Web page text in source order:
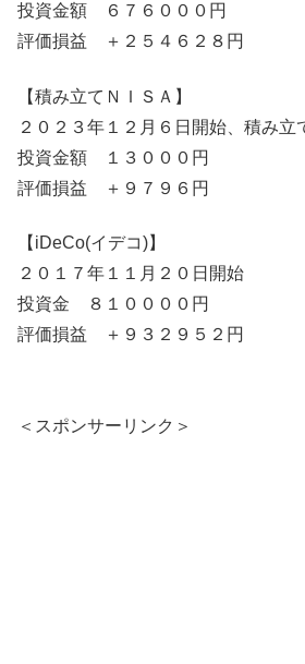
投資金額 ６７６０００円
評価損益 ＋２５４６２８円
【積み立てＮＩＳＡ】
２０２３年１２月６日開始、積み立
投資金額 １３０００円
評価損益 ＋９７９６円
【iDeCo(イデコ)】
２０１７年１１月２０日開始
投資金 ８１００００円
評価損益 ＋９３２９５２円
＜スポンサーリンク＞